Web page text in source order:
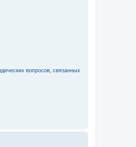
вопросов, связанных